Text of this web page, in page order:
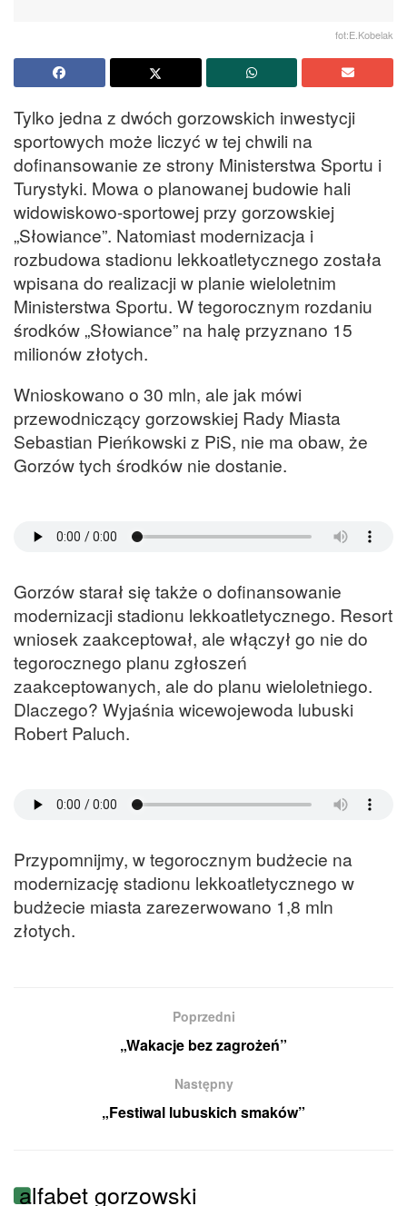
fot:E.Kobelak
Tylko jedna z dwóch gorzowskich inwestycji
sportowych może liczyć w tej chwili na
dofinansowanie ze strony Ministerstwa Sportu i
Turystyki. Mowa o planowanej budowie hali
widowiskowo-sportowej przy gorzowskiej
„Słowiance”. Natomiast modernizacja i
rozbudowa stadionu lekkoatletycznego została
wpisana do realizacji w planie wieloletnim
Ministerstwa Sportu. W tegorocznym rozdaniu
środków „Słowiance” na halę przyznano 15
milionów złotych.
Wnioskowano o 30 mln, ale jak mówi
przewodniczący gorzowskiej Rady Miasta
Sebastian Pieńkowski z PiS, nie ma obaw, że
Gorzów tych środków nie dostanie.
Gorzów starał się także o dofinansowanie
modernizacji stadionu lekkoatletycznego. Resort
wniosek zaakceptował, ale włączył go nie do
tegorocznego planu zgłoszeń
zaakceptowanych, ale do planu wieloletniego.
Dlaczego? Wyjaśnia wicewojewoda lubuski
Robert Paluch.
Przypomnijmy, w tegorocznym budżecie na
modernizację stadionu lekkoatletycznego w
budżecie miasta zarezerwowano 1,8 mln
złotych.
Poprzedni
„Wakacje bez zagrożeń”
Następny
„Festiwal lubuskich smaków”
alfabet gorzowski